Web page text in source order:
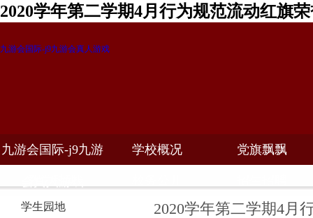
2020学年第二学期4月行为规范流动红旗
九游会国际-j9九游会真人游戏
九游会国际-j9九游 学校概况 党旗飘飘
学生园地 2020学年第二学期4月